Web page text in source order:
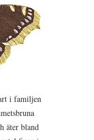
i familjen
äter bland